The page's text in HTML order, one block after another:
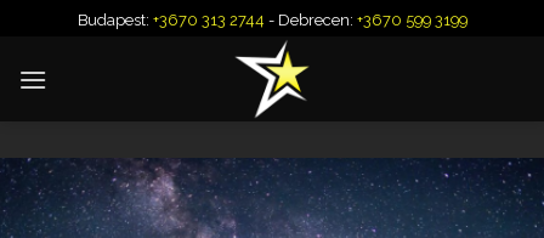
content
Budapest: +3670 313 2744 - Debrecen: +3670 599 3199